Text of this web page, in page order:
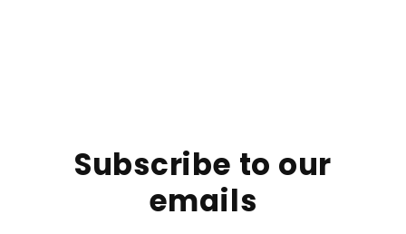
Subscribe to our
emails